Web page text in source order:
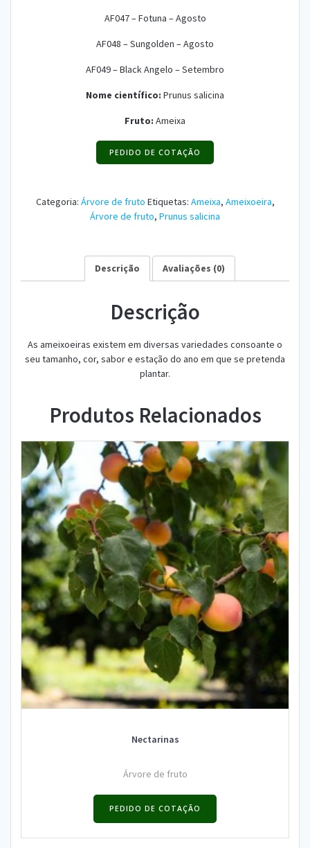
AF047 – Fotuna – Agosto
AF048 – Sungolden – Agosto
AF049 – Black Angelo – Setembro
Nome científico: Prunus salicina
Fruto: Ameixa
PEDIDO DE COTAÇÃO
Categoria: Árvore de fruto Etiquetas: Ameixa, Ameixoeira,
Árvore de fruto, Prunus salicina
Descrição Avaliações (0)
Descrição
As ameixoeiras existem em diversas variedades consoante o
seu tamanho, cor, sabor e estação do ano em que se pretenda
plantar.
Produtos Relacionados
Nectarinas
Árvore de fruto
PEDIDO DE COTAÇÃO